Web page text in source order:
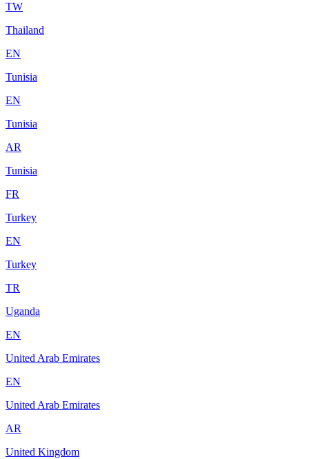
TW
Thailand
EN
Tunisia
EN
Tunisia
AR
Tunisia
FR
Turkey
EN
Turkey
TR
Uganda
EN
United Arab Emirates
EN
United Arab Emirates
AR
United Kingdom